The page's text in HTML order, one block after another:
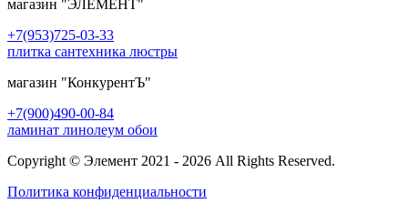
магазин "ЭЛЕМЕНТ"
+7(953)725-03-33
плитка сантехника люстры
магазин "КонкурентЪ"
+7(900)490-00-84
ламинат линолеум обои
Copyright © Элемент 2021 - 2026 All Rights Reserved.
Политика конфиденциальности